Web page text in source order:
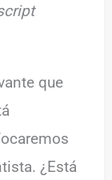
que
¿Está